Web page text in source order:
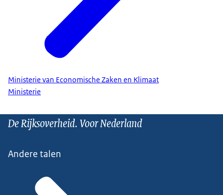
Ministerie van Economische Zaken en Klimaat
Ministerie
De Rijksoverheid. Voor Nederland
Andere talen